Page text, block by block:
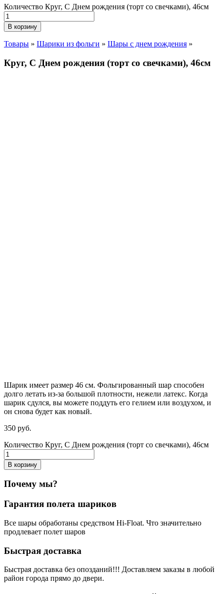
Количество Круг, С Днем рождения (торт со свечками), 46см
В корзину
Товары » Шарики из фольги » Шары с днем рождения »
Круг, С Днем рождения (торт со свечками), 46см
Шарик имеет размер 46 см. Фольгированный шар способен
долго летать из-за большой плотности, нежели латекс. Когда
шарик сдулся, вы можете поддуть его гелием или воздухом, и
он снова будет как новый.
350 руб.
Количество Круг, С Днем рождения (торт со свечками), 46см
В корзину
Почему мы?
Гарантия полета шариков
Все шары обработаны средством Hi-Float. Что значительно
продлевает полет шаров
Быстрая доставка
Быстрая доставка без опозданий!!! Доставляем заказы в любой
район города прямо до двери.